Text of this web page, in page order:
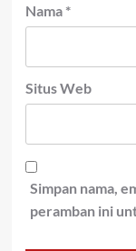
Nama *
Situs Web
Simpan nama,
peramban ini